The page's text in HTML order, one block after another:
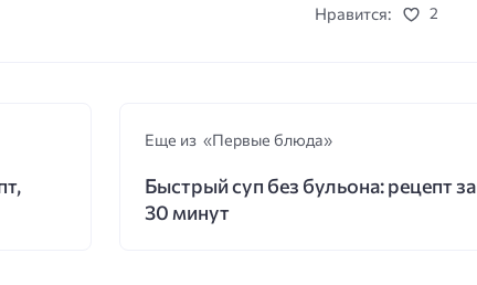
Нравится: 2
Еще из «Первые блюда»
Быстрый суп без бульона: рецепт за
30 минут